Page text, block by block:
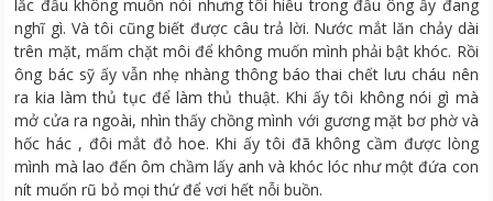
lắc đầu không muốn nói nhưng tôi hiểu trong đầu ông ấy đang
nghĩ gì. Và tôi cũng biết được câu trả lời. Nước mắt lăn chảy dài
trên mặt, mấm chặt môi để không muốn mình phải bật khóc. Rồi
ông bác sỹ ấy vẫn nhẹ nhàng thông báo thai chết lưu cháu nên
ra kia làm thủ tục để làm thủ thuật. Khi ấy tôi không nói gì mà
mở cửa ra ngoài, nhìn thấy chồng mình với gương mặt bơ phờ và
hốc hác , đôi mắt đỏ hoe. Khi ấy tôi đã không cầm được lòng
mình mà lao đến ôm chầm lấy anh và khóc lóc như một đứa con
nít muốn rũ bỏ mọi thứ để vơi hết nỗi buồn.